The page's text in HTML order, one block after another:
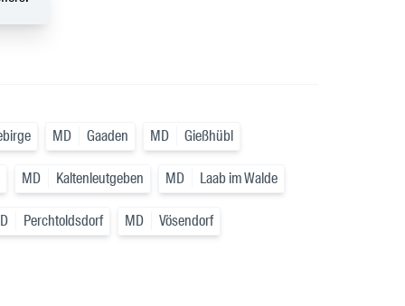
MD Gaaden MD Gießhübl
MD Kaltenleutgeben MD Laab im Walde
Perchtoldsdorf MD Vösendorf